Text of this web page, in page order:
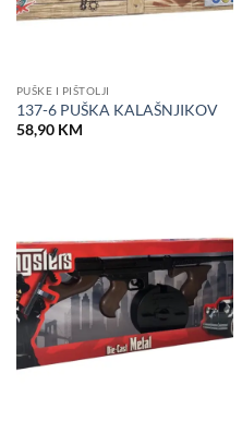
PUŠKE I PIŠTOLJI
137-6 PUŠKA KALAŠNJIKOV
58,90 KM